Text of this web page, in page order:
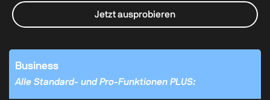
Jetzt ausprobieren
Business
Alle Standard‑ und Pro‑Funktionen PLUS: